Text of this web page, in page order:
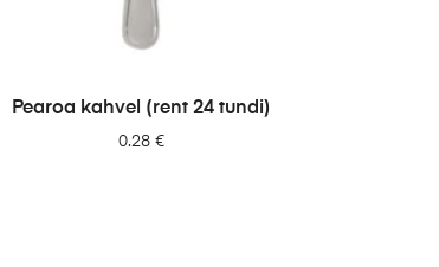
LISA PÄRINGUSSE
Pearoa kahvel (rent 24 tundi)
0.28€